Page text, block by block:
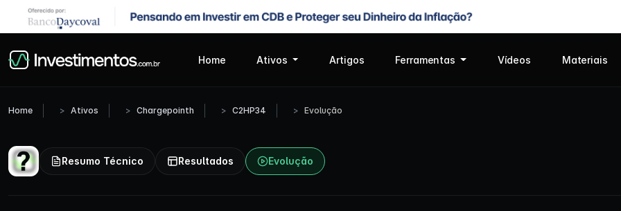
Home Ativos Artigos Ferramentas Vídeos Materiais
Home Ativos Chargepointh C2HP34 Evolução
Resumo Técnico Resultados Evolução